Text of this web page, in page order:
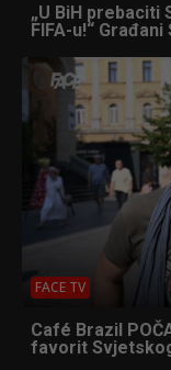
„U BiH
FIFA-u!“
FACE TV
Café Brazil
favorit